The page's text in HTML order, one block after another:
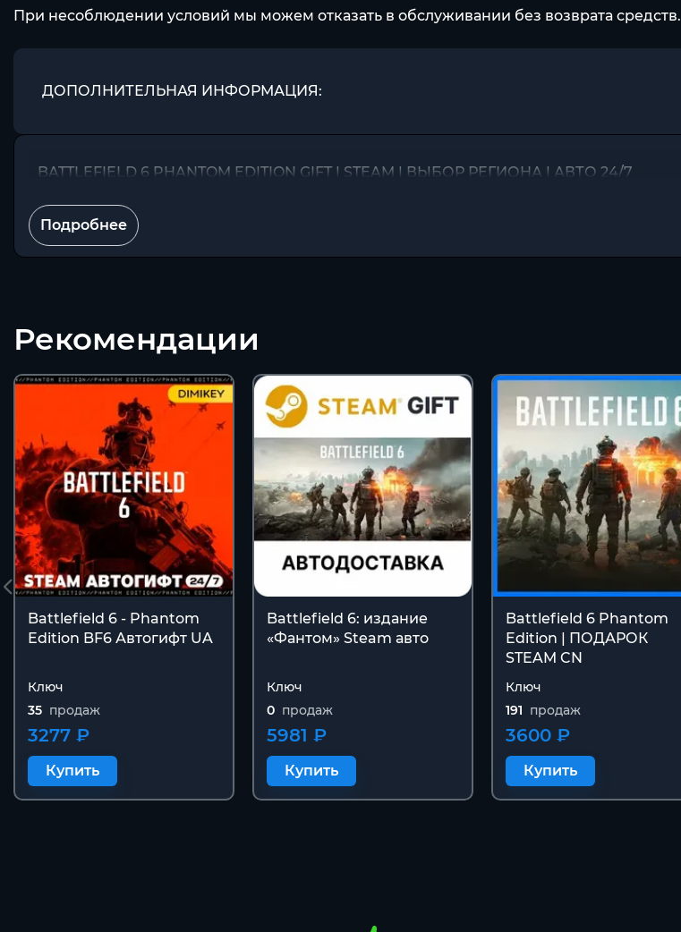
При несоблюдении условий мы можем отказать в обслуживании без возврата средств.
ДОПОЛНИТЕЛЬНАЯ ИНФОРМАЦИЯ:
BATTLEFIELD 6 PHANTOM EDITION GIFT | STEAM | ВЫБОР РЕГИОНА | АВТО 24/7
Подробнее
Рекомендации
Battlefield 6 - Phantom
Edition BF6 Автогифт UA
Ключ
35 продаж
3277 ₽
Купить
Battlefield 6: издание
«Фантом» Steam авто
Ключ
0 продаж
5981 ₽
Купить
Battlefield 6 Phantom
Edition | ПОДАРОК
STEAM CN
Ключ
191 продаж
3600 ₽
Купить